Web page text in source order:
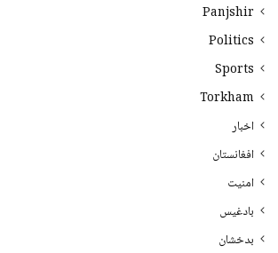
Panjshir
Politics
Sports
Torkham
اخبار
افغانستان
امنیت
بادغیس
بدخشان